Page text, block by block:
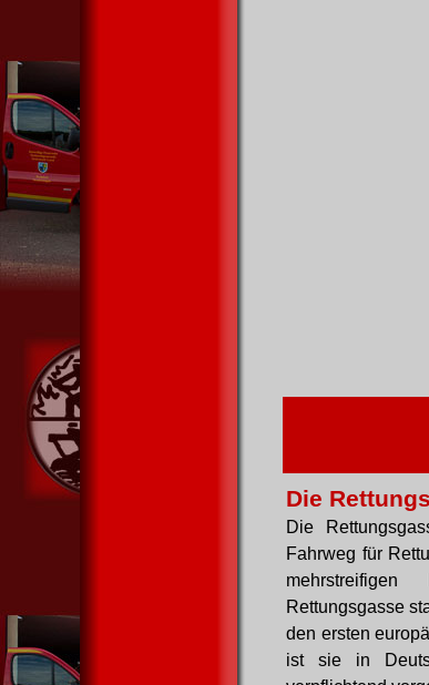
Die
Die
Fahrweg für
Rettungsgasse
den ersten
ist sie in